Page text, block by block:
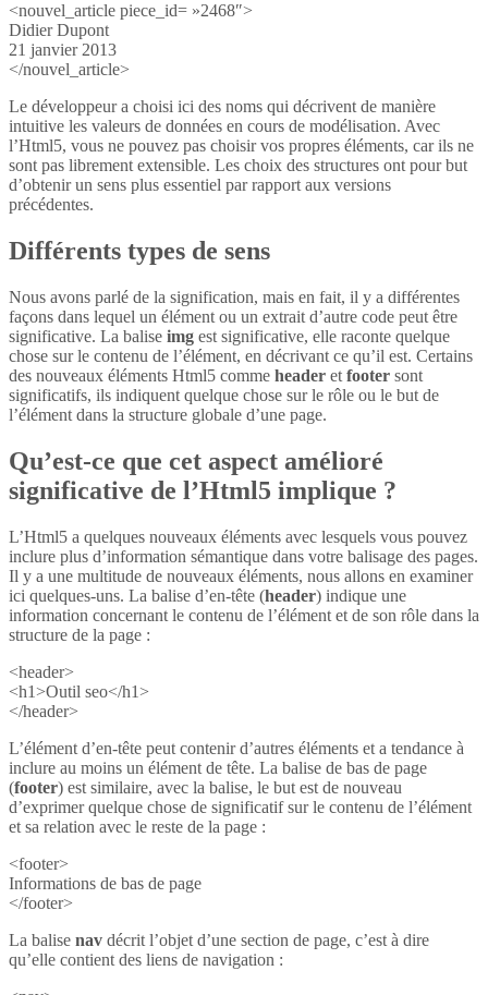
<nouvel_article piece_id= »2468″>
Didier Dupont
21 janvier 2013
</nouvel_article>
Le développeur a choisi ici des noms qui décrivent de manière
intuitive les valeurs de données en cours de modélisation. Avec
l’Html5, vous ne pouvez pas choisir vos propres éléments, car ils ne
sont pas librement extensible. Les choix des structures ont pour but
d’obtenir un sens plus essentiel par rapport aux versions
précédentes.
Différents types de sens
Nous avons parlé de la signification, mais en fait, il y a différentes
façons dans lequel un élément ou un extrait d’autre code peut être
significative. La balise img est significative, elle raconte quelque
chose sur le contenu de l’élément, en décrivant ce qu’il est. Certains
des nouveaux éléments Html5 comme header et footer sont
significatifs, ils indiquent quelque chose sur le rôle ou le but de
l’élément dans la structure globale d’une page.
Qu’est-ce que cet aspect amélioré
significative de l’Html5 implique ?
L’Html5 a quelques nouveaux éléments avec lesquels vous pouvez
inclure plus d’information sémantique dans votre balisage des pages.
Il y a une multitude de nouveaux éléments, nous allons en examiner
ici quelques-uns. La balise d’en-tête (header) indique une
information concernant le contenu de l’élément et de son rôle dans la
structure de la page :
<header>
<h1>Outil seo</h1>
</header>
L’élément d’en-tête peut contenir d’autres éléments et a tendance à
inclure au moins un élément de tête. La balise de bas de page
(footer) est similaire, avec la balise, le but est de nouveau
d’exprimer quelque chose de significatif sur le contenu de l’élément
et sa relation avec le reste de la page :
<footer>
Informations de bas de page
</footer>
La balise nav décrit l’objet d’une section de page, c’est à dire
qu’elle contient des liens de navigation :